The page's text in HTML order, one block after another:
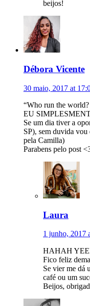
beijos!
Débora Vicente
30 maio, 2017 at
“Who run the
EU
Se um dia tiver a
SP), sem duvida
pela Camilla)
Parabens pelo post
Laura
1 junho, 2017
HAHAH
Fico feliz
Se vier me dá
café ou um
Beijos,